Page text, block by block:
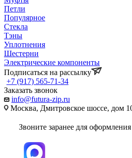
Петли
Популярное
Стекла
Тэны
Уплотнения
Шестерни
Электрические компоненты
Подписаться на рассылку
+7 (917) 565-71-34
Заказать звонок
info@futura-zip.ru
Москва, Дмитровское шоссе, дом
Звоните заранее для